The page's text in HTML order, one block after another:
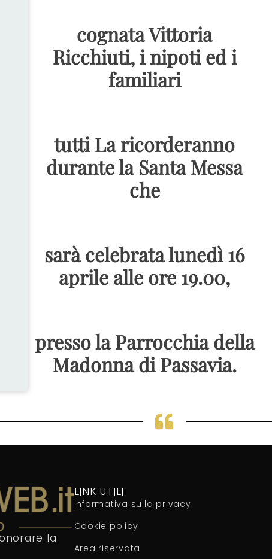
cognata Vittoria
Ricchiuti, i nipoti ed i
familiari
tutti La ricorderanno
durante la Santa Messa
che
sarà celebrata lunedì 16
aprile alle ore 19.00,
presso la Parrocchia della
Madonna di Passavia.
la
LINK UTILI
Informativa sulla privacy
Cookie policy
Area riservata